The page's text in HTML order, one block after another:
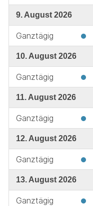
9. August 2026
Ganztägig
10. August 2026
Ganztägig
11. August 2026
Ganztägig
12. August 2026
Ganztägig
13. August 2026
Ganztägig